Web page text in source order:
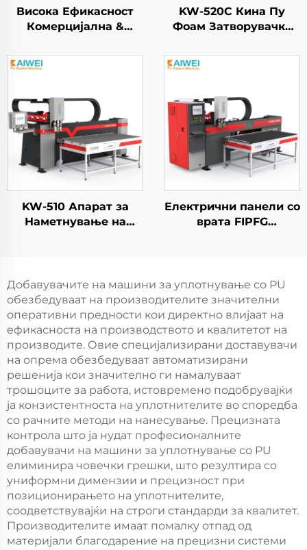
Висока Ефикасност
Комерцијална &
Филтер
Дистрибутивна
KW-520C Кина Пу
Фоам Затворувачка
Пакетирање
Полиуретанова
Дистрибутивна
Машина
KW-510 Апарат за
Наметнување на
Печатување Машина
Fipfg Pu Резинка
Машина Робот
Електрични панели со
врата FIPFG
Добавувачите на машини за уплотнување со PU
обезбедуваат на производителите значителни
оперативни предности кои директно влијаат на
ефикасноста на производството и квалитетот на
производите. Овие специјализирани доставувачи
на опрема обезбедуваат автоматизирани
решенија кои значително ги намалуваат
трошоците за работа, истовремено подобрувајќи
ја конзистентноста на уплотнителите во споредба
со рачните методи на нанесување. Прецизната
контрола што ја нудат професионалните
добавувачи на машини за уплотнување со PU
елиминира човечки грешки, што резултира со
униформни димензии и прецизност при
позиционирањето на уплотнителите,
соодветствувајќи на строги стандарди за квалитет.
Производителите имаат помалку отпад од
материјали благодарение на прецизни системи